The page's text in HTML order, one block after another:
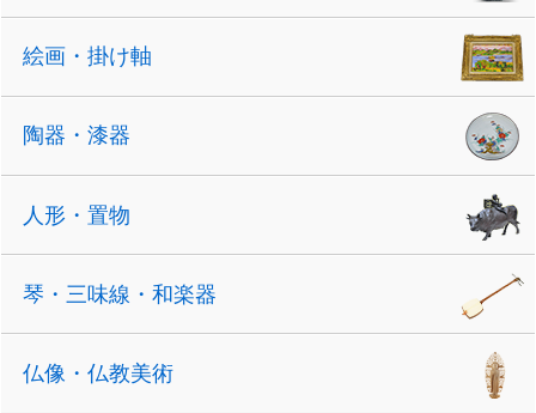
絵画・掛け軸
陶器・漆器
人形・置物
琴・三味線・和楽器
仏像・仏教美術